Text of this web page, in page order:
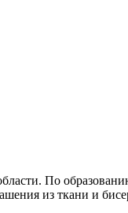
По
из ткани и